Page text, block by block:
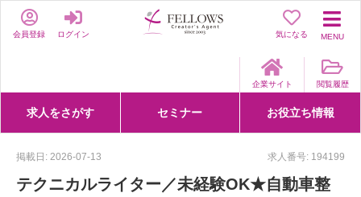
会員登録 ログイン 気になる MENU
企業サイト 閲覧履歴
求人をさがす
詳細条件からさがす
求人特集からさがす
セミナー
セミナーをさがす
クリエイティブNEXT
クリエイターズファーム
e-ラーニング
Fellows Creative Academy
企業研修
お役立ち情報
お役立ち情報一覧
聞くは一時、聞かぬは一生
クリエイターのお仕事図鑑
クリエイターの声
Q&A
企業様向けお役立ち情報
掲載日: 2026-07-13 求人番号: 194199
テクニカルライター／未経験OK★自動車整